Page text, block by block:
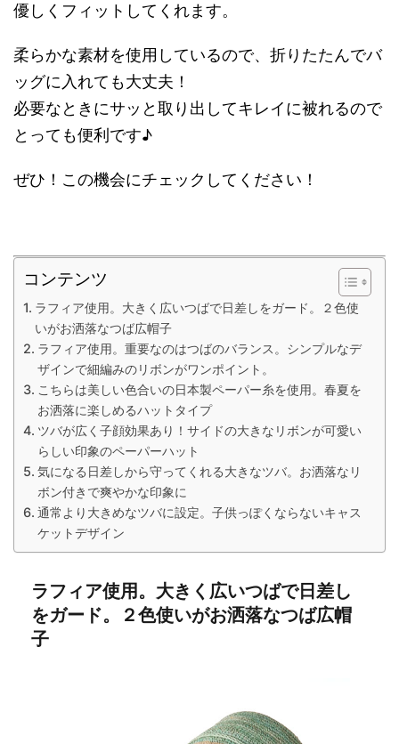
優しくフィットしてくれます。
柔らかな素材を使用しているので、折りたたんでバ
ッグに入れても大丈夫！
必要なときにサッと取り出してキレイに被れるので
とっても便利です♪
ぜひ！この機会にチェックしてください！
コンテンツ
ラフィア使用。大きく広いつばで日差しをガード。２色使
いがお洒落なつば広帽子
ラフィア使用。重要なのはつばのバランス。シンプルなデ
ザインで細編みのリボンがワンポイント。
こちらは美しい色合いの日本製ペーパー糸を使用。春夏を
お洒落に楽しめるハットタイプ
ツバが広く子顔効果あり！サイドの大きなリボンが可愛い
らしい印象のペーパーハット
気になる日差しから守ってくれる大きなツバ。お洒落なリ
ボン付きで爽やかな印象に
通常より大きめなツバに設定。子供っぽくならないキャス
ケットデザイン
ラフィア使用。大きく広いつばで日差し
をガード。２色使いがお洒落なつば広帽
子